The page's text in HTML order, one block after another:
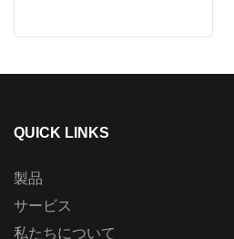
QUICK LINKS
製品
サービス
私たちについて